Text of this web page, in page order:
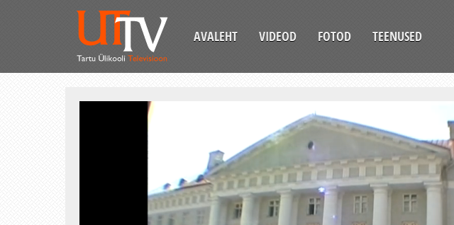
AVALEHT VIDEOD FOTOD TEENUSED